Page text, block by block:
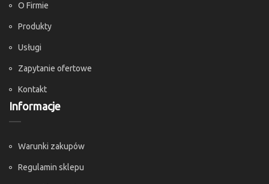
O Firmie
Produkty
Usługi
Zapytanie ofertowe
Kontakt
Informacje
Warunki zakupów
Regulamin sklepu